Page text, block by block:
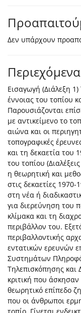
Δεν υπάρχουν
Περιεχόμενα
Εισαγωγή (Διάλεξη
έννοιας του τοπίου
Παρουσιάζονται
με αντικείμενο το
αιώνα και οι
τοπογραφικές
και τη δεκαετία του
του τοπίου
η θεωρητική και
στις δεκαετίες
στη νέα ή
για διερεύνηση του
κλίμακα και τη
περιβάλλον του.
περιβαλλοντικής
εντατικών ερευνών
Συστημάτων
Τηλεπισκόπησης και
κριτική που άσκησαν
θεωρητικό επίπεδο
που οι άνθρωποι